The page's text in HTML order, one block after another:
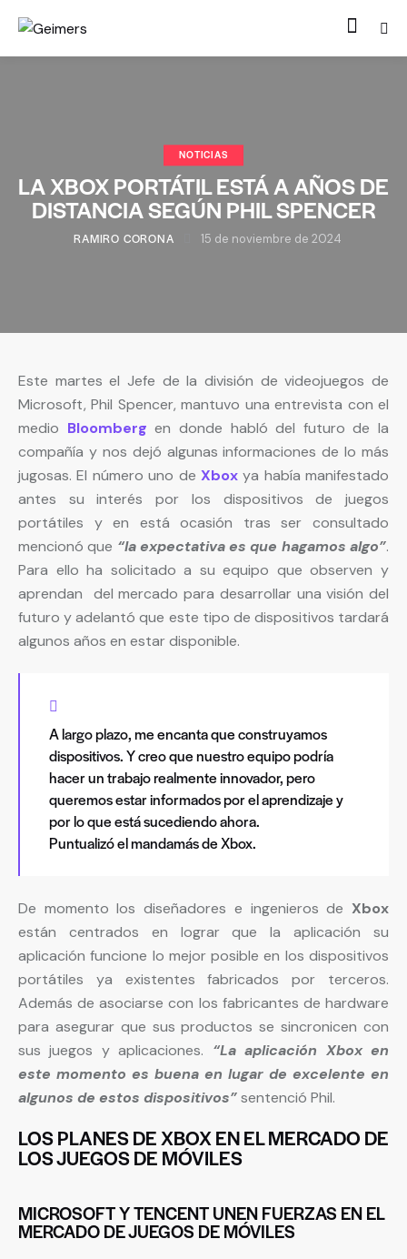
NOTICIAS
LA XBOX PORTÁTIL ESTÁ A AÑOS DE
DISTANCIA SEGÚN PHIL SPENCER
RAMIRO CORONA 15 de noviembre de 2024
Este martes el Jefe de la división de videojuegos de
Microsoft, Phil Spencer, mantuvo una entrevista con el
medio Bloomberg en donde habló del futuro de la
compañía y nos dejó algunas informaciones de lo más
jugosas. El número uno de Xboxya había manifestado
antes su interés por los dispositivos de juegos
portátiles y en está ocasión tras ser consultado
mencionó que “la expectativa es que hagamos algo”.
Para ello ha solicitado a su equipo que observen y
aprendan del mercado para desarrollar una visión del
futuro y adelantó que este tipo de dispositivos tardará
algunos años en estar disponible.
A largo plazo, me encanta que construyamos
dispositivos. Y creo que nuestro equipo podría
hacer un trabajo realmente innovador, pero
queremos estar informados por el aprendizaje y
por lo que está sucediendo ahora.
Puntualizó el mandamás de Xbox.
De momento los diseñadores e ingenieros de Xbox
están centrados en lograr que la aplicación su
aplicación funcione lo mejor posible en los dispositivos
portátiles ya existentes fabricados por terceros.
Además de asociarse con los fabricantes de hardware
para asegurar que sus productos se sincronicen con
sus juegos y aplicaciones. “La aplicación Xbox en
este momento es buena en lugar de excelente en
algunos de estos dispositivos”sentenció Phil.
LOS PLANES DE XBOX EN EL MERCADO DE
LOS JUEGOS DE MÓVILES
MICROSOFT Y TENCENT UNEN FUERZAS EN EL
MERCADO DE JUEGOS DE MÓVILES